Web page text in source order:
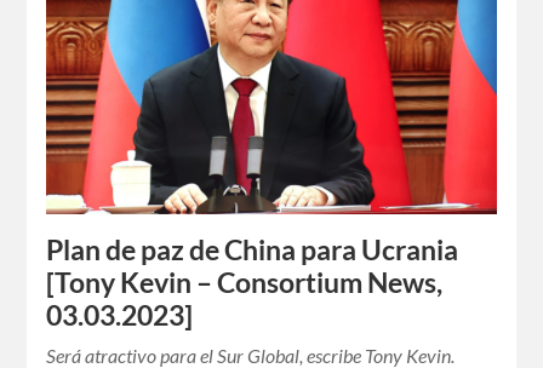
Plan de paz de China para Ucrania
[Tony Kevin – Consortium News,
03.03.2023]
Será atractivo para el Sur Global, escribe Tony Kevin.